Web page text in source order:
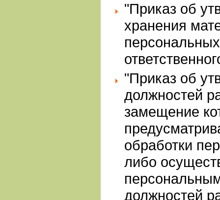
"Приказ об
хранения
"Приказ об
должностей
замещение
обработки
либо
должностей